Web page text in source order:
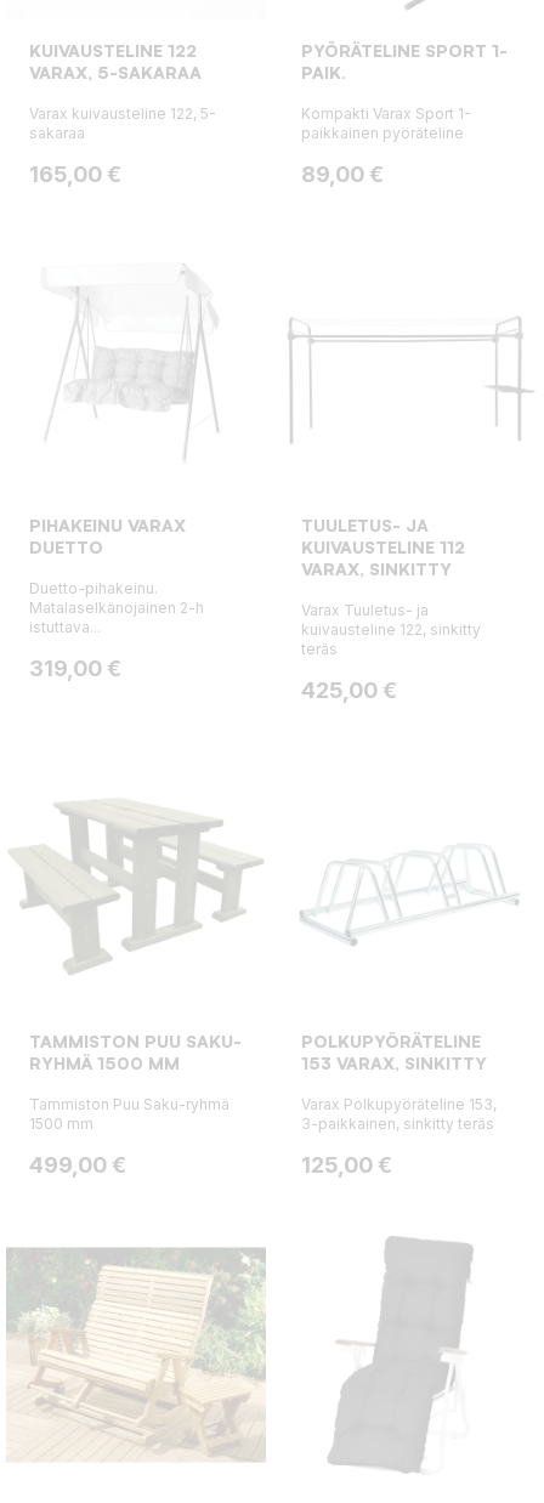
KUIVAUSTELINE 122
VARAX, 5-SAKARAA
Varax kuivausteline 122, 5-
sakaraa
Hinta
165,00 €
PYÖRÄTELINE SPORT 1-
PAIK.
Kompakti Varax Sport 1-
paikkainen pyöräteline
Hinta
89,00 €
PIHAKEINU VARAX
DUETTO
Duetto-pihakeinu.
Matalaselkänojainen 2-h
istuttava...
Hinta
319,00 €
TUULETUS- JA
KUIVAUSTELINE 112
VARAX, SINKITTY
Varax Tuuletus- ja
kuivausteline 122, sinkitty
teräs
Hinta
425,00 €
TAMMISTON PUU SAKU-
RYHMÄ 1500 MM
Tammiston Puu Saku-ryhmä
1500 mm
Hinta
499,00 €
POLKUPYÖRÄTELINE
153 VARAX, SINKITTY
Varax Polkupyöräteline 153,
3-paikkainen, sinkitty teräs
Hinta
125,00 €